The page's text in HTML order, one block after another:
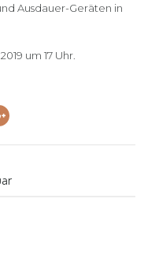
Ausdauer-Geräten in
um 17 Uhr.